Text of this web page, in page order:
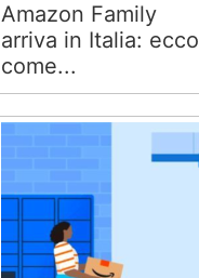
Amazon Family
arriva in Italia: ecco
come...